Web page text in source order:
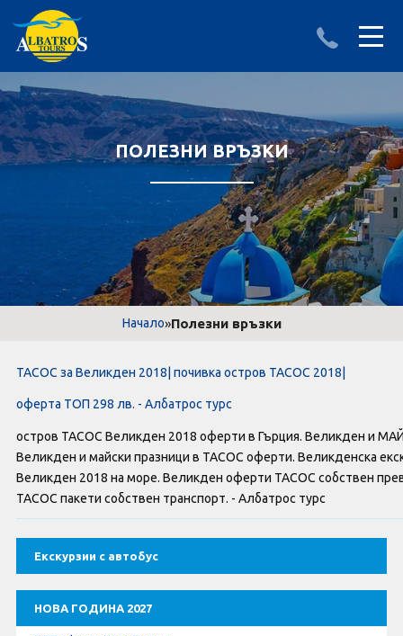
ДЕСТИНАЦИИ
АЛБАНИЯ
ТУРЦИЯ
LAST MINUTE оферти
Оферти За Нова Година
Септемврийски Празници
Автобусни Екскурзии
Документи
ИЗПРАТИ ЗАПИТВАНЕ
ПОЛЕЗНИ ВРЪЗКИ
Начало»Полезни връзки
Екскурзии с автобус
НОВА ГОДИНА 2027
ТАСОС за Великден 2018| почивка остров ТАСОС 2018|
оферта ТОП 298 лв. - Албатрос турс
остров ТАСОС Великден 2018 оферти в Гърция. Великден и
Великден и майски празници в ТАСОС оферти. Великденска
Великден 2018 на море. Великден оферти ТАСОС собствен
ТАСОС пакети собствен транспорт. - Албатрос турс